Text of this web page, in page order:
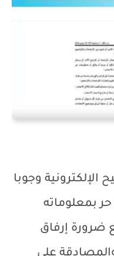
الإلكترونية وجوبا
بمعلوماته
إرفاق